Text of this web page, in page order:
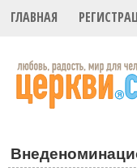
ГЛАВНАЯ